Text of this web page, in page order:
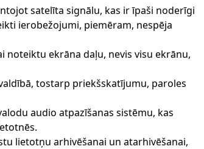
satelīta signālu, kas ir īpaši noderīgi
ierobežojumi, piemēram, nespēja
ekrāna daļu, nevis visu ekrānu,
tostarp priekšskatījumu, paroles
audio atpazīšanas sistēmu, kas
lietotņu arhivēšanai un atarhivēšanai,